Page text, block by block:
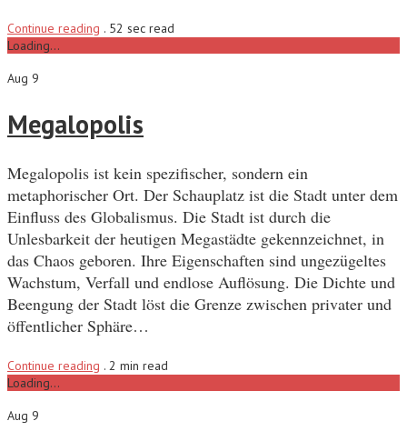
Continue reading . 52 sec read
Loading...
Aug 9
Megalopolis
Megalopolis ist kein spezifischer, sondern ein
metaphorischer Ort. Der Schauplatz ist die Stadt unter dem
Einfluss des Globalismus. Die Stadt ist durch die
Unlesbarkeit der heutigen Megastädte gekennzeichnet, in
das Chaos geboren. Ihre Eigenschaften sind ungezügeltes
Wachstum, Verfall und endlose Auflösung. Die Dichte und
Beengung der Stadt löst die Grenze zwischen privater und
öffentlicher Sphäre…
Continue reading . 2 min read
Loading...
Aug 9